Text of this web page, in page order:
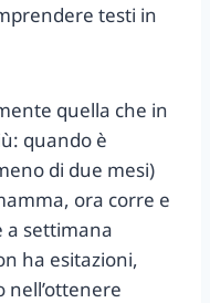
testi in
quella che in
quando è
di due mesi)
ora corre e
a settimana
ha esitazioni,
nell’ottenere